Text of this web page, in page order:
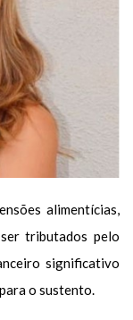
alimentícias,
tributados pelo
significativo
o sustento.